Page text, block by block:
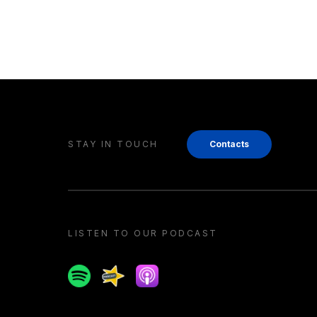
STAY IN TOUCH Contacts
LISTEN TO OUR PODCAST
SpotifySpreakerApple podcast